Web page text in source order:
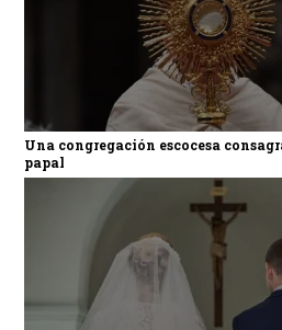
Una congregación escocesa
papal